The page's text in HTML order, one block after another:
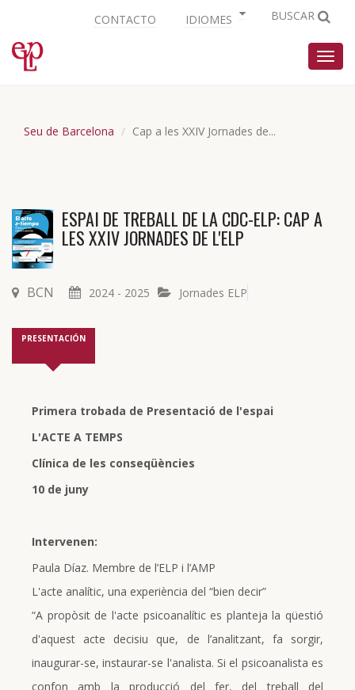
CONTACTO IDIOMES BUSCAR
Seu de Barcelona Cap a les XXIV Jornades de...
ESPAI DE TREBALL DE LA CDC-ELP: CAP A
LES XXIV JORNADES DE L'ELP
BCN 2024 - 2025 Jornades ELP
PRESENTACIÓN
Primera trobada de Presentació de l'espai
L'ACTE A TEMPS
Clínica de les conseqüències
10 de juny
Intervenen:
Paula Díaz. Membre de l’ELP i l’AMP
L'acte analític, una experiència del “bien decir”
“A propòsit de l'acte psicoanalític es planteja la qüestió
d'aquest acte decisiu que, de l’analitzant, fa sorgir,
inaugurar-se, instaurar-se l'analista. Si el psicoanalista es
confon amb la producció del fer, del treball del